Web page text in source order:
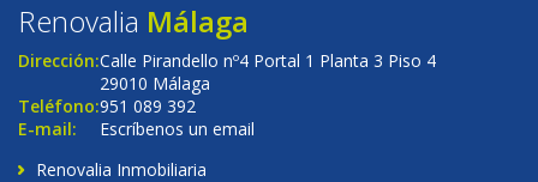
Renovalia Málaga
Dirección:Calle Pirandello nº4 Portal 1 Planta 3 Piso 4
29010 Málaga
Teléfono:951 089 392
E-mail:
Escríbenos un email
Renovalia Inmobiliaria